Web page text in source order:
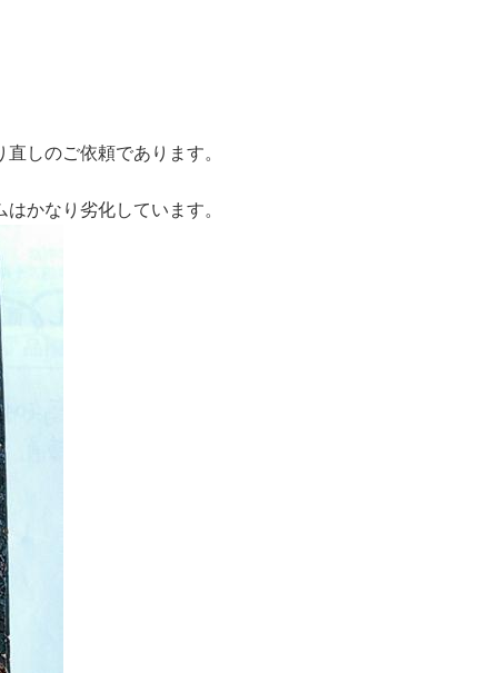
しのご依頼であります。
かなり劣化しています。